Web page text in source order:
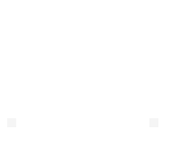
（以下簡稱本公司）所提供，讓